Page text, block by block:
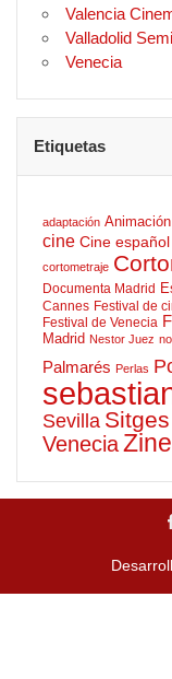
Valencia
Valladolid
Venecia
Etiquetas
adaptación Animación
cine Cine español
cortometraje
Documenta Madrid
Cannes Festival de
Festival de Venecia
Madrid Nestor Juez
Palmarés Perlas
Sevilla Sitges
Venecia